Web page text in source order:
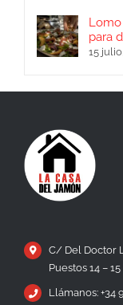
para
15
C/ Del Doctor
Puestos 14 –
Llámanos: +34